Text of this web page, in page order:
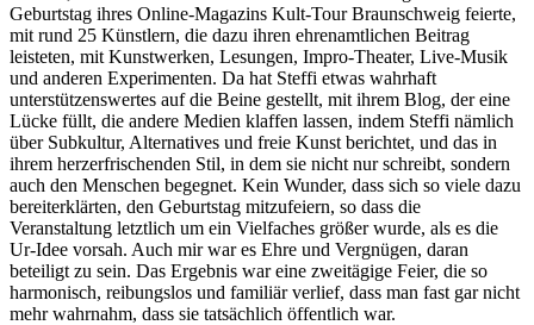
Geburtstag ihres Online-Magazins Kult-Tour Braunschweig feierte,
mit rund 25 Künstlern, die dazu ihren ehrenamtlichen Beitrag
leisteten, mit Kunstwerken, Lesungen, Impro-Theater, Live-Musik
und anderen Experimenten. Da hat Steffi etwas wahrhaft
unterstützenswertes auf die Beine gestellt, mit ihrem Blog, der eine
Lücke füllt, die andere Medien klaffen lassen, indem Steffi nämlich
über Subkultur, Alternatives und freie Kunst berichtet, und das in
ihrem herzerfrischenden Stil, in dem sie nicht nur schreibt, sondern
auch den Menschen begegnet. Kein Wunder, dass sich so viele dazu
bereiterklärten, den Geburtstag mitzufeiern, so dass die
Veranstaltung letztlich um ein Vielfaches größer wurde, als es die
Ur-Idee vorsah. Auch mir war es Ehre und Vergnügen, daran
beteiligt zu sein. Das Ergebnis war eine zweitägige Feier, die so
harmonisch, reibungslos und familiär verlief, dass man fast gar nicht
mehr wahrnahm, dass sie tatsächlich öffentlich war.